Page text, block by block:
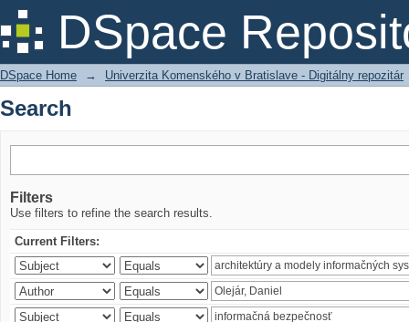
DSpace
Search
DSpace Home → Univerzita Komenského v Bratislave - Digitálny repozitár
Search
Filters
Use filters to refine the search results.
Current Filters: